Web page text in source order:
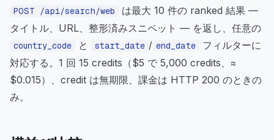
POST /api/search/web
は最大 10 件の ranked 結果 —
タイトル、URL、整形済みスニペット — を返し、任意の
country_code と start_date / end_date
フィルターに
対応する。1 回 15 credits（$5 で 5,000 credits、≈
$0.015）、credit は無期限、課金は HTTP 200 のときの
み。